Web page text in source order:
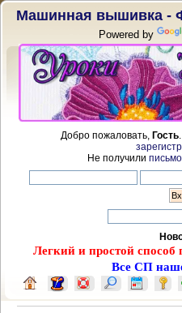
Машинная вышивка -
Powered by
Добро пожаловать, Гость
Не получили
Легкий и простой
Все СП